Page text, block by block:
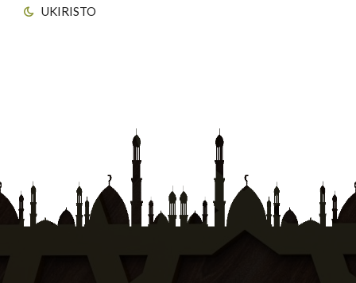
UKIRISTO